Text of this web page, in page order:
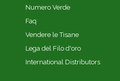
Numero Verde
Faq
Vendere le Tisane
Lega del Filo d'oro
International Distributors